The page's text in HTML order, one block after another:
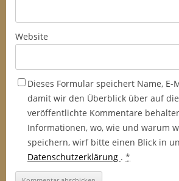
Website
Dieses Formular speichert Name,
damit wir den Überblick über auf
veröffentlichte Kommentare
Informationen, wo, wie und warum
speichern, wirf bitte einen Blick in
Datenschutzerklärung . *